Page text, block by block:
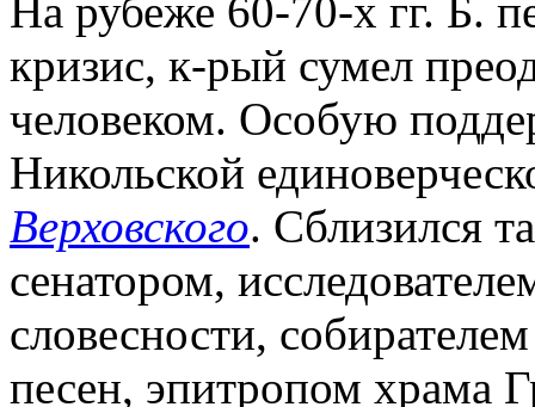
На рубеже 60-70-х гг. Б.
кризис, к-рый сумел
человеком. Особую
Никольской
Верховского. Сблизился
сенатором,
словесности,
песен, эпитропом храма